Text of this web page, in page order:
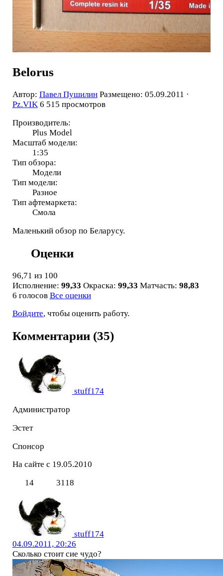
Belorus
Автор: Павел Пушилин Размещено: 05.09.2011 ·
Pz.VIK 6 515 просмотров
Производитель:
Plus Model
Масштаб модели:
1:35
Тип обзора:
Модели
Тип модели:
Разное
Тип афтемаркета:
Смола
Маленький обзор по Беларусу.
Оценки
96,71 из 100
Исполнение: 99,33 Окраска: 99,33 Матчасть: 98,83
6 голосов Все оценки
Войдите, чтобы оценить работу.
Комментарии (35)
stuff174
Администратор
Эстет
Спонсор
На сайте с 19.05.2010
14
3118
stuff174
04.09.2011, 20:26
Сколько стоит сие чудо?